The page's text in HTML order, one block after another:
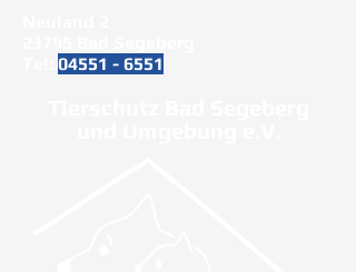
04551 - 6551